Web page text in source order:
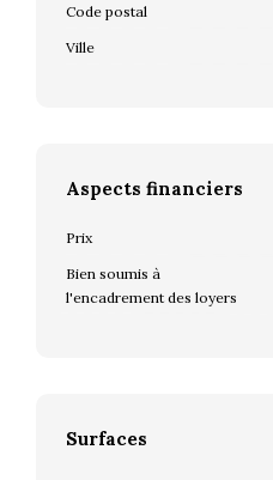
Code postal
Ville
Aspects financiers
Prix
Bien soumis à
l'encadrement des loyers
Surfaces